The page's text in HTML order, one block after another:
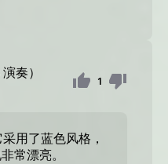
奏） 1
用了蓝色风格，
常漂亮。